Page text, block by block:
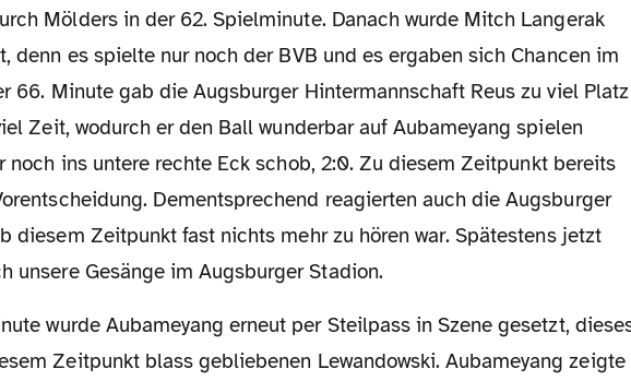
Mölders in der 62. Spielminute. Danach wurde Mitch Langerak
denn es spielte nur noch der BVB und es ergaben sich Chancen im
66. Minute gab die Augsburger Hintermannschaft Reus zu viel Platz
Zeit, wodurch er den Ball wunderbar auf Aubameyang spielen
noch ins untere rechte Eck schob, 2:0. Zu diesem Zeitpunkt bereits
Dementsprechend reagierten auch die Augsburger
diesem Zeitpunkt fast nichts mehr zu hören war. Spätestens jetzt
unsere Gesänge im Augsburger Stadion.
Zeitpunkt blass gebliebenen Lewandowski. Aubameyang zeigte